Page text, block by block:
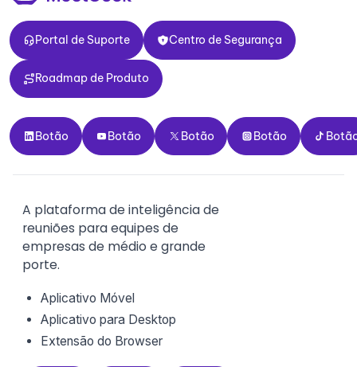
Portal de Suporte
Portal de Suporte
Centro de Segurança
Centro de Segurança
Roadmap de Produto
Roadmap de Produto
Botão
Botão
Botão
Botão
Botão
Botão
Botão
Botão Botão
A plataforma de inteligência de
reuniões para equipes de
empresas de médio e grande
porte.
Aplicativo Móvel
Aplicativo para Desktop
Extensão do Browser